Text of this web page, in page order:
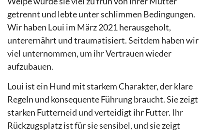
getrennt und lebte unter schlimmen Bedingungen.
Wir haben Loui im März 2021 herausgeholt,
unterernährt und traumatisiert. Seitdem haben wir
viel unternommen, um ihr Vertrauen wieder
aufzubauen.
Loui ist ein Hund mit starkem Charakter, der klare
Regeln und konsequente Führung braucht. Sie zeigt
starken Futterneid und verteidigt ihr Futter. Ihr
Rückzugsplatz ist für sie sensibel, und sie zeigt